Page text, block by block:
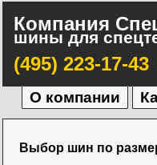
Компания
шины для
(495) 223-17-43
О компании
Выбор шин по